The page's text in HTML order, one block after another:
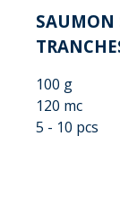
SAUMON
100 g
120 mc
5 - 10 pcs